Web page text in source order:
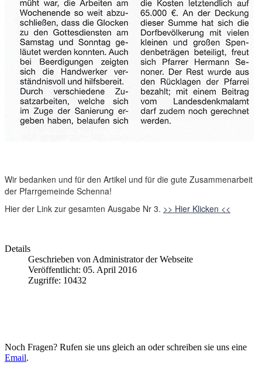
Wir bedanken und für den Artikel und für die gute Zusammenarbeit
der Pfarrgemeinde Schenna!
Hier der Link zur gesamten Ausgabe Nr 3. >> Hier Klicken <<
Details
Geschrieben von Administrator der Webseite
Veröffentlicht: 05. April 2016
Zugriffe: 10432
Noch Fragen? Rufen sie uns gleich an oder schreiben sie uns eine
Email.